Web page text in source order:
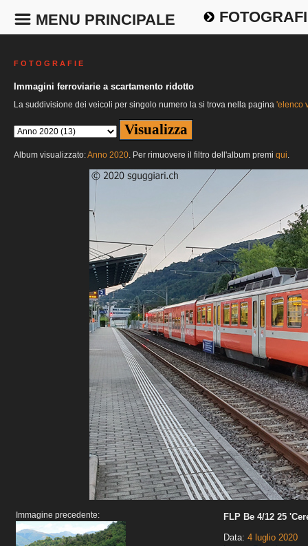
MENU PRINCIPALE
F O T O G R A F I E
Immagini ferroviarie a scartamento ridotto
La suddivisione dei veicoli per singolo numero la si trova nella pagina 'elenco
Album visualizzato:Anno 2020. Per rimuovere il filtro dell'album premi qui.
Immagine precedente:
FLP Be 4/12 25
Data: 4 luglio 2020